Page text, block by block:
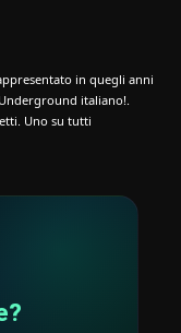
in quegli anni
italiano!.
Uno su tutti